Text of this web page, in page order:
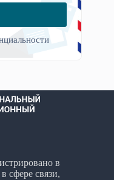
в
сфере связи,